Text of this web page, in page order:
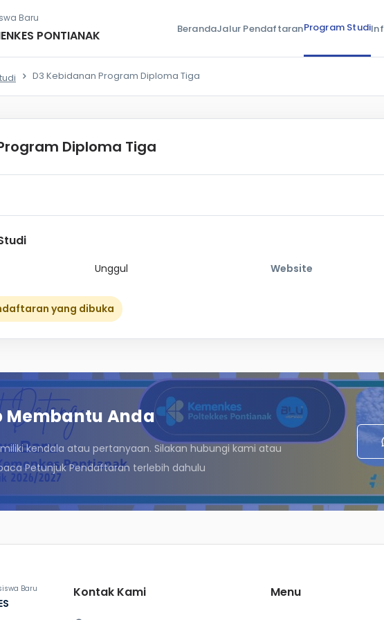
Baru
PONTIANAK BerandaJalur PendaftaranProgram Studi
D3 Kebidanan Program Diploma Tiga
Diploma Tiga
Unggul Website
yang dibuka
Membantu Anda
kendala atau pertanyaan. Silakan hubungi kami atau
Petunjuk Pendaftaran terlebih dahulu
Baru Kontak Kami Menu